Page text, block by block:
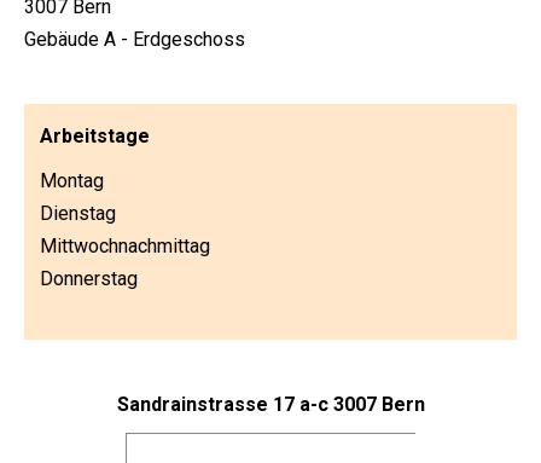
3007 Bern
Gebäude A - Erdgeschoss
Arbeitstage
Montag
Dienstag
Mittwochnachmittag
Donnerstag
Sandrainstrasse 17 a-c 3007 Bern